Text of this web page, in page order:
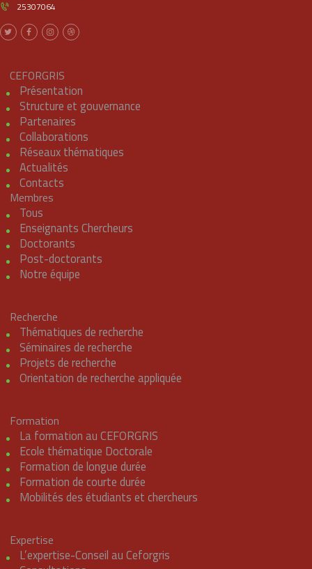
25307064
CEFORGRIS
Présentation
Structure et gouvernance
Partenaires
Collaborations
Réseaux thématiques
Actualités
Contacts
Membres
Tous
Enseignants Chercheurs
Doctorants
Post-doctorants
Notre équipe
Recherche
Thématiques de recherche
Séminaires de recherche
Projets de recherche
Orientation de recherche appliquée
Formation
La formation au CEFORGRIS
Ecole thématique Doctorale
Formation de longue durée
Formation de courte durée
Mobilités des étudiants et chercheurs
Expertise
L’expertise-Conseil au Ceforgris